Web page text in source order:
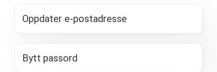
Oppdater e-postadresse
Bytt passord